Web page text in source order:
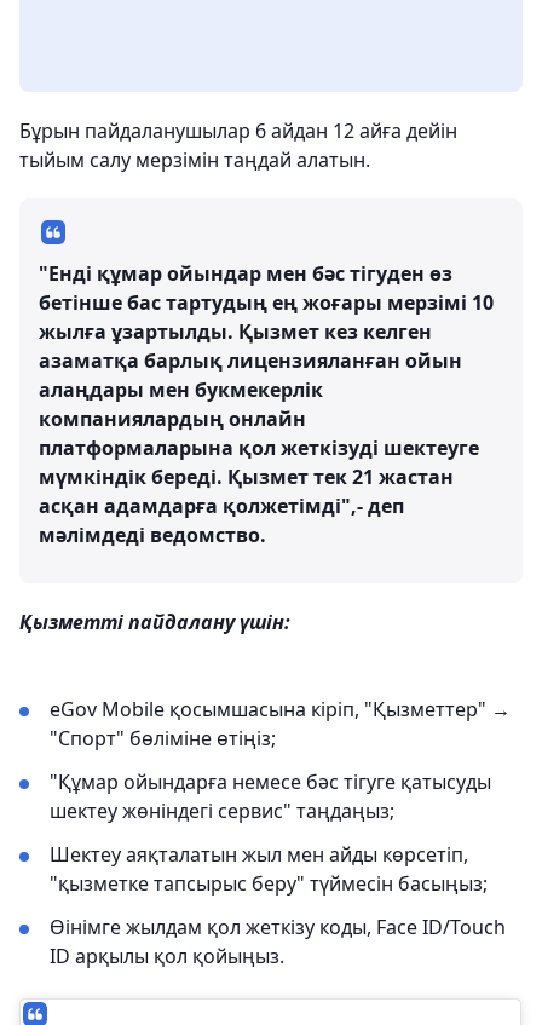
Бұрын пайдаланушылар 6 айдан 12 айға дейін
тыйым салу мерзімін таңдай алатын.
"Енді құмар ойындар мен бәс тігуден өз
бетінше бас тартудың ең жоғары мерзімі 10
жылға ұзартылды. Қызмет кез келген
азаматқа барлық лицензияланған ойын
алаңдары мен букмекерлік
компаниялардың онлайн
платформаларына қол жеткізуді шектеуге
мүмкіндік береді. Қызмет тек 21 жастан
асқан адамдарға қолжетімді",- деп
мәлімдеді ведомство.
Қызметті пайдалану үшін:
eGov Mobile қосымшасына кіріп, "Қызметтер" →
"Спорт" бөліміне өтіңіз;
"Құмар ойындарға немесе бәс тігуге қатысуды
шектеу жөніндегі сервис" таңдаңыз;
Шектеу аяқталатын жыл мен айды көрсетіп,
"қызметке тапсырыс беру" түймесін басыңыз;
Өінімге жылдам қол жеткізу коды, Face ID/Touch
ID арқылы қол қойыңыз.